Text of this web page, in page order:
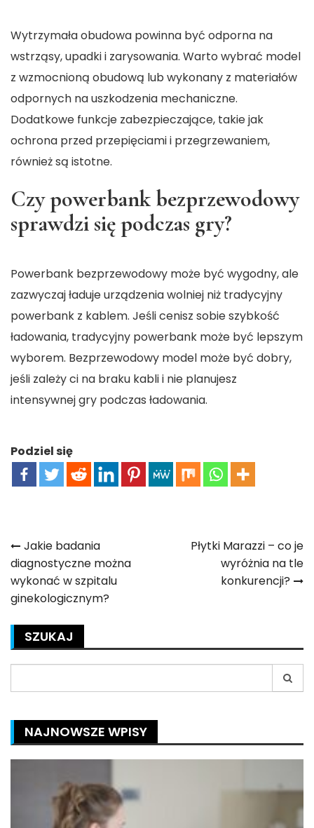
Wytrzymała obudowa powinna być odporna na
wstrząsy, upadki i zarysowania. Warto wybrać model
z wzmocnioną obudową lub wykonany z materiałów
odpornych na uszkodzenia mechaniczne.
Dodatkowe funkcje zabezpieczające, takie jak
ochrona przed przepięciami i przegrzewaniem,
również są istotne.
Czy powerbank bezprzewodowy
sprawdzi się podczas gry?
Powerbank bezprzewodowy może być wygodny, ale
zazwyczaj ładuje urządzenia wolniej niż tradycyjny
powerbank z kablem. Jeśli cenisz sobie szybkość
ładowania, tradycyjny powerbank może być lepszym
wyborem. Bezprzewodowy model może być dobry,
jeśli zależy ci na braku kabli i nie planujesz
intensywnej gry podczas ładowania.
Podziel się
Nawigacja
wpisu
Jakie badania
diagnostyczne można
wykonać w szpitalu
ginekologicznym?
Płytki Marazzi – co je
wyróżnia na tle
konkurencji?
SZUKAJ
for:
NAJNOWSZE WPISY